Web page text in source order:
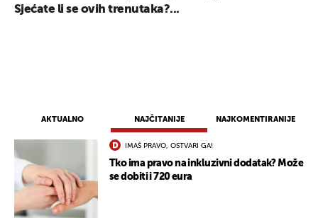
AKTUALNO NAJČITANIJE NAJKOMENTIRANIJE
IMAŠ PRAVO, OSTVARI GA!
Tko ima pravo na inkluzivni dodatak? Može
se dobiti i 720 eura
Sjećate li se ovih trenutaka?...